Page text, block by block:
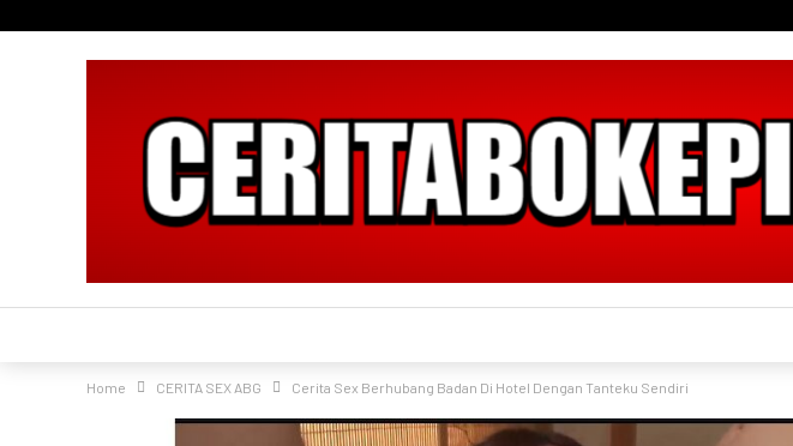
Home CERITA SEX ABG Cerita Sex Berhubang Badan Di Hotel Dengan Tanteku Sendiri